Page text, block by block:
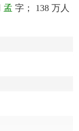
孟 字； 138 万人